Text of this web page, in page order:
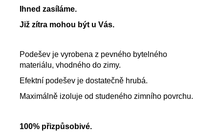
Ihned zasíláme.
Již zítra mohou být u Vás.
Podešev je vyrobena z pevného bytelného
materiálu, vhodného do zimy.
Efektní podešev je dostatečně hrubá.
Maximálně izoluje od studeného zimního povrchu.
100% přizpůsobivé.